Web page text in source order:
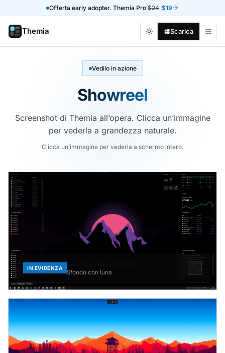
Offerta early adopter. Themia Pro $24 $19
Themia Scarica
Vedilo in azione
Showreel
Screenshot di Themia all’opera. Clicca un’immagine
per vederla a grandezza naturale.
Clicca un’immagine per vederla a schermo intero.
IN EVIDENZA
Layout concentrazione
Sfondo con luna